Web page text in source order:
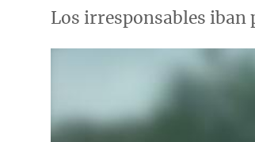
Los irresponsables iban